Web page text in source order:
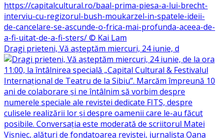
Dragi prieteni, Vă așteptăm miercuri, 24 iunie, d